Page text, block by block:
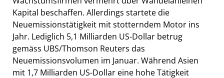
Kapital beschaffen. Allerdings startete die
Neuemissionstätigkeit mit stotterndem Motor ins
Jahr. Lediglich 5,1 Milliarden US-Dollar betrug
gemäss UBS/Thomson Reuters das
Neuemissionsvolumen im Januar. Während Asien
mit 1,7 Milliarden US-Dollar eine hohe Tätigkeit